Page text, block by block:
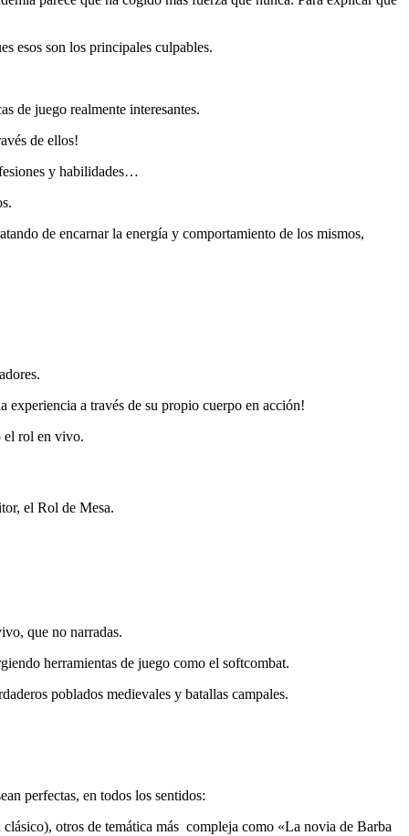
esos son los principales culpables.
de juego realmente interesantes.
de ellos!
y habilidades…
de encarnar la energía y comportamiento de los mismos,
experiencia a través de su propio cuerpo en acción!
el rol en vivo.
el Rol de Mesa.
que no narradas.
herramientas de juego como el softcombat.
poblados medievales y batallas campales.
perfectas, en todos los sentidos:
otros de temática más compleja como «La novia de Barba